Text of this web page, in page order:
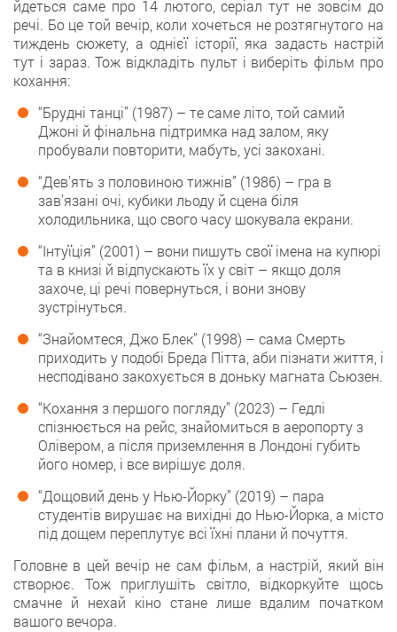
йдеться саме про 14 лютого, серіал тут не зовсім до
речі. Бо це той вечір, коли хочеться не розтягнутого на
тиждень сюжету, а однієї історії, яка задасть настрій
тут і зараз. Тож відкладіть пульт і виберіть фільм про
кохання:
“Брудні танці” (1987) – те саме літо, той самий
Джоні й фінальна підтримка над залом, яку
пробували повторити, мабуть, усі закохані.
“Дев’ять з половиною тижнів” (1986) – гра в
зав’язані очі, кубики льоду й сцена біля
холодильника, що свого часу шокувала екрани.
“Інтуїція” (2001) – вони пишуть свої імена на купюрі
та в книзі й відпускають їх у світ – якщо доля
захоче, ці речі повернуться, і вони знову
зустрінуться.
“Знайомтеся, Джо Блек” (1998) – сама Смерть
приходить у подобі Бреда Пітта, аби пізнати життя, і
несподівано закохується в доньку магната Сьюзен.
“Кохання з першого погляду” (2023) – Гедлі
спізнюється на рейс, знайомиться в аеропорту з
Олівером, а після приземлення в Лондоні губить
його номер, і все вирішує доля.
“Дощовий день у Нью-Йорку” (2019) – пара
студентів вирушає на вихідні до Нью-Йорка, а місто
під дощем переплутує всі їхні плани й почуття.
Головне в цей вечір не сам фільм, а настрій, який він
створює. Тож приглушіть світло, відкоркуйте щось
смачне й нехай кіно стане лише вдалим початком
вашого вечора.